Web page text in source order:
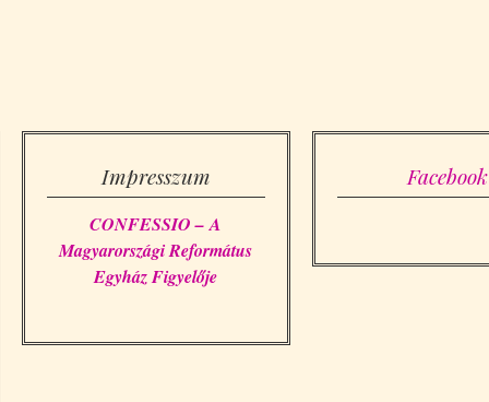
Impresszum
CONFESSIO – A
Magyarországi Református
Egyház Figyelője
Facebook